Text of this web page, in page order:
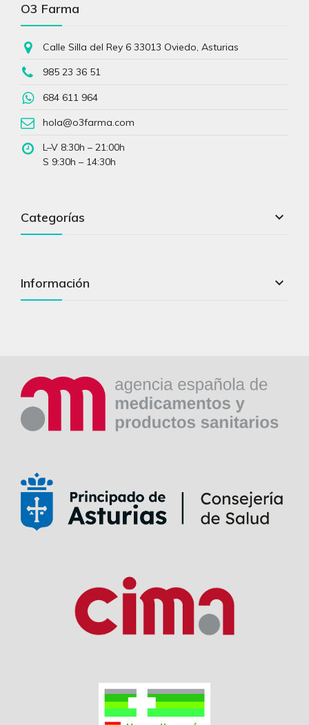
O3 Farma
Calle Silla del Rey 6 33013 Oviedo, Asturias
985 23 36 51
684 611 964
hola@o3farma.com
L–V 8:30h – 21:00h
S 9:30h – 14:30h
Categorías 
Información 